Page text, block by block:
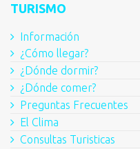
TURISMO
Información
¿Cómo llegar?
¿Dónde dormir?
¿Dónde comer?
Preguntas Frecuentes
El Clima
Consultas Turisticas